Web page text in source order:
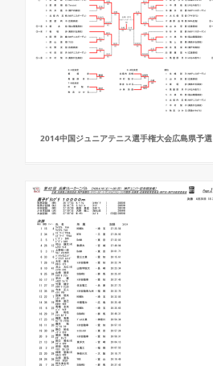
2014中国ジュニアテニス選手権大会広島県予選